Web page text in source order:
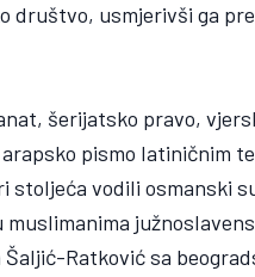
društvo, usmjerivši ga
šerijatsko pravo,
pismo latiničnim
vodili osmanski
Ratković sa